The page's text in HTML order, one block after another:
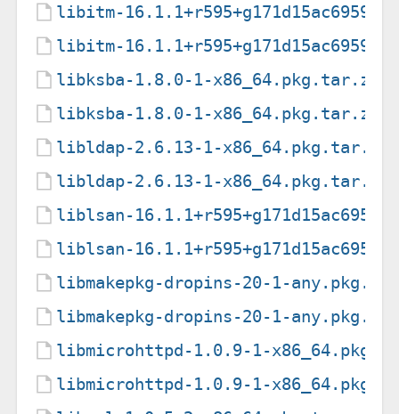
libitm-16.1.1+r595+g171d15ac6959-
libitm-16.1.1+r595+g171d15ac6959-
libksba-1.8.0-1-x86_64.pkg.tar.zst
libksba-1.8.0-1-
libldap-2.6.13-1-x86_64.pkg.tar.zst
libldap-2.6.13-1-
liblsan-
liblsan-
libmakepkg-dropins-20-1-
libmakepkg-dropins-20-1-
libmicrohttpd-1.0.9-1-
libmicrohttpd-1.0.9-1-